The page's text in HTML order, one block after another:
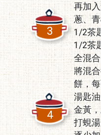
3
再加
蔥、
1/2茶
1/2茶
全混
4
將混
餅，
湯匙
金黃
打蜆